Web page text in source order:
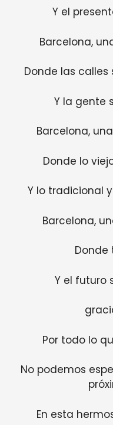
Y el
Barcelona,
Donde las
Y la gente
Barcelona,
Donde lo
Y lo tradicional
Barcelona,
Donde
Y el futuro
Por todo lo
No podemos
En esta